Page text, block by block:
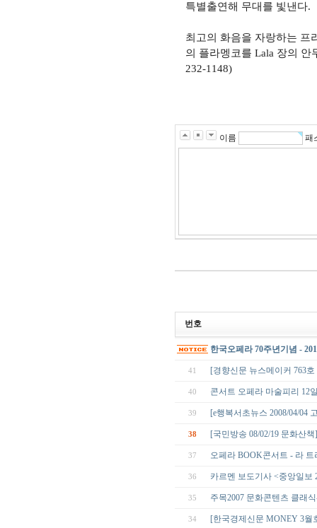
특별출연해 무대를 빛낸다.
최고의 화음을 자랑하는 프
의 플라멩코를 Lala 장의 안
232-1148)
이름 패
번호
한국오페라 70주년기념 -
41 [경향신문 뉴스메이커 763
40 콘서트 오페라 마술피리 12
39 [e행복서초뉴스 2008/04/04
38 [국민방송 08/02/19 문화산
37 오페라 BOOK콘서트 - 라
36 카르멘 보도기사 <중앙일보
35 주목2007 문화콘텐츠 클래
34 [한국경제신문 MONEY 3